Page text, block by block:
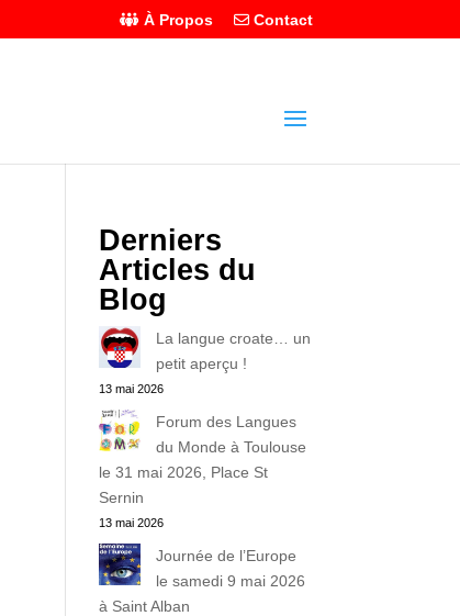
À Propos Contact
Derniers
Articles du
Blog
La langue croate… un
petit aperçu !
13 mai 2026
Forum des Langues
du Monde à Toulouse
le 31 mai 2026, Place St
Sernin
13 mai 2026
Journée de l’Europe
le samedi 9 mai 2026
à Saint Alban